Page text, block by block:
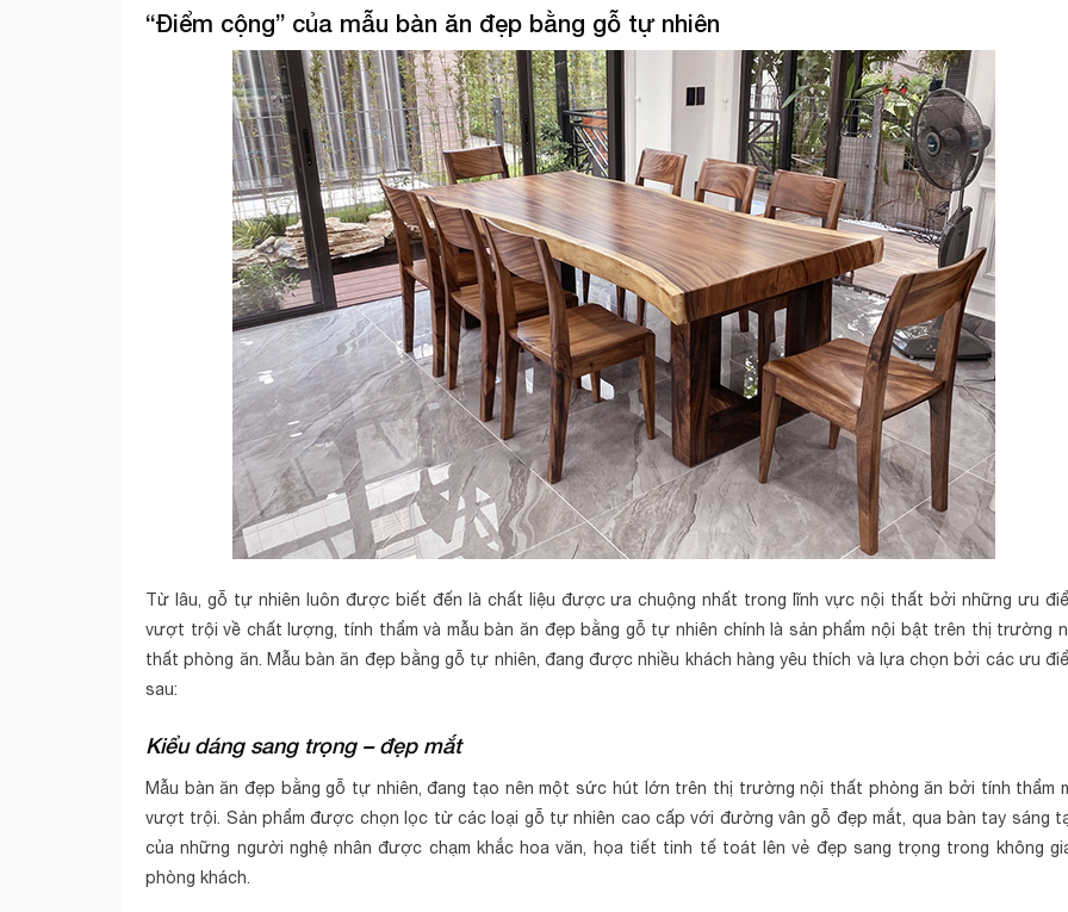
“Điểm cộng” của mẫu bàn ăn đẹp bằng gỗ tự nhiên
Từ lâu, gỗ tự nhiên luôn được biết đến là chất liệu được ưa chuộng nhất trong lĩnh vực nội thất bởi những ưu
vượt trội về chất lượng, tính thẩm và mẫu bàn ăn đẹp bằng gỗ tự nhiên chính là sản phẩm nội bật trên thị trường
thất phòng ăn. Mẫu bàn ăn đẹp bằng gỗ tự nhiên, đang được nhiều khách hàng yêu thích và lựa chọn bởi các ưu
sau:
Kiểu dáng sang trọng – đẹp mắt
Mẫu bàn ăn đẹp bằng gỗ tự nhiên, đang tạo nên một sức hút lớn trên thị trường nội thất phòng ăn bởi tính thẩm
vượt trội. Sản phẩm được chọn lọc từ các loại gỗ tự nhiên cao cấp với đường vân gỗ đẹp mắt, qua bàn tay sáng
của những người nghệ nhân được chạm khắc hoa văn, họa tiết tinh tế toát lên vẻ đẹp sang trọng trong không
phòng khách.